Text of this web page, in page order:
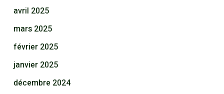
avril 2025
mars 2025
février 2025
janvier 2025
décembre 2024